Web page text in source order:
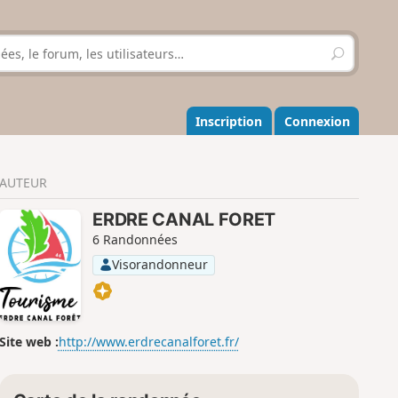
R
e
h
e
r
r
Inscription Connexion
AUTEUR
ERDRE CANAL FORET
6 Randonnées
Visorandonneur
Site web :http://www.erdrecanalforet.fr/